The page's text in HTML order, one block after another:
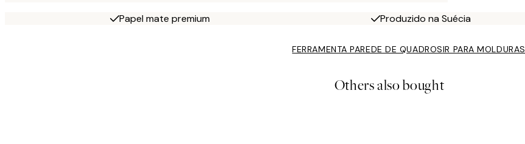
Papel mate premium Produzido na Suécia
FERRAMENTA PAREDE DE QUADROSIR PARA MOLDURAS
Others also bought